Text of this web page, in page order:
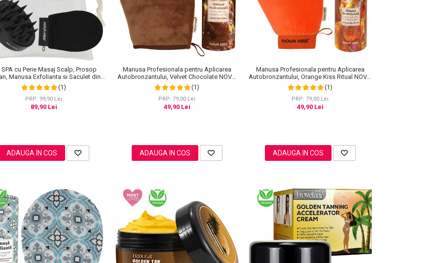
SPA cu Perie Masaj Scalp, Prosop
Manusa Exfolianta si Saculet din
Bumbac, NOVA KISS®
(1)
PRP: 99,90 Lei
89,90 Lei
ADAUGA IN COS
Manusa Profesionala pentru Aplicarea
Autobronzantului, Velvet Chocolate NOVA
KISS®
(1)
PRP: 79,00 Lei
49,90 Lei
ADAUGA IN COS
Manusa Profesionala pentru Aplicarea
Autobronzantului, Orange Kiss Ritual NOVA
KISS®
(1)
PRP: 79,00 Lei
49,90 Lei
ADAUGA IN COS